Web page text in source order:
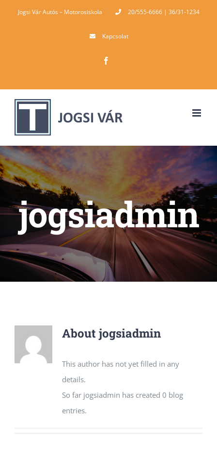
Jogsi Vár Autós – Motorosiskola 20/555-6666 | 36/31-1234
Kapcsolat
jogsiadmin
About jogsiadmin
This author has not yet filled in any
details.
So far jogsiadmin has created 0 blog
entries.